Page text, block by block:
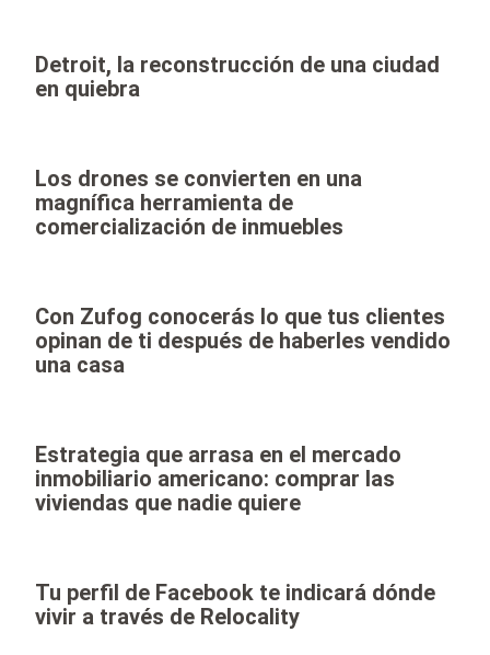
Detroit, la reconstrucción de una ciudad
en quiebra
Los drones se convierten en una
magnífica herramienta de
comercialización de inmuebles
Con Zufog conocerás lo que tus clientes
opinan de ti después de haberles vendido
una casa
Estrategia que arrasa en el mercado
inmobiliario americano: comprar las
viviendas que nadie quiere
Tu perfil de Facebook te indicará dónde
vivir a través de Relocality